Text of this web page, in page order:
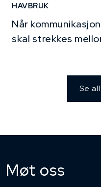
HAVBRUK
Når
skal strekkes
Se
Møt oss